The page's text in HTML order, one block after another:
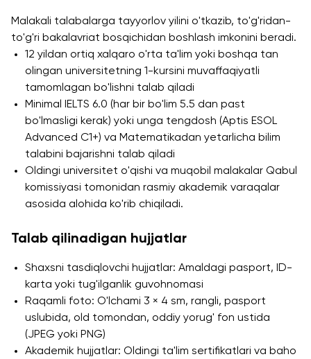
Malakali talabalarga tayyorlov yilini o'tkazib, to'g'ridan-
to'g'ri bakalavriat bosqichidan boshlash imkonini beradi.
12 yildan ortiq xalqaro o'rta ta'lim yoki boshqa tan
olingan universitetning 1-kursini muvaffaqiyatli
tamomlagan bo'lishni talab qiladi
Minimal IELTS 6.0 (har bir bo'lim 5.5 dan past
bo'lmasligi kerak) yoki unga tengdosh (Aptis ESOL
Advanced C1+) va Matematikadan yetarlicha bilim
talabini bajarishni talab qiladi
Oldingi universitet o'qishi va muqobil malakalar Qabul
komissiyasi tomonidan rasmiy akademik varaqalar
asosida alohida ko'rib chiqiladi.
Talab qilinadigan hujjatlar
Shaxsni tasdiqlovchi hujjatlar: Amaldagi pasport, ID-
karta yoki tug'ilganlik guvohnomasi
Raqamli foto: O'lchami 3 × 4 sm, rangli, pasport
uslubida, old tomondan, oddiy yorug' fon ustida
(JPEG yoki PNG)
Akademik hujjatlar: Oldingi ta'lim sertifikatlari va baho